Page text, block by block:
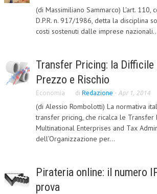
FISCO
DIRITTO TRIBUTARIO
TAX RISK MANAGEMENT
CFC E PARADISI FISCALI
TRANSFER PRICING
PRASSI
TRIBUTARIA
(di Massimiliano Sammarco) L'art. 110,
D.P.R. n. 917/1986, detta la disciplina
costi sostenuti dalle imprese
Transfer Pricing: la Difficile
Prezzo e Rischio
Economia di Redazione - Apr 1, 2014
(di Alessio Rombolotti) La normativa
transfer pricing, che ricalca le
Multinational Enterprises and Tax
dell’Organizzazione per...
Pirateria online: il numero
prova